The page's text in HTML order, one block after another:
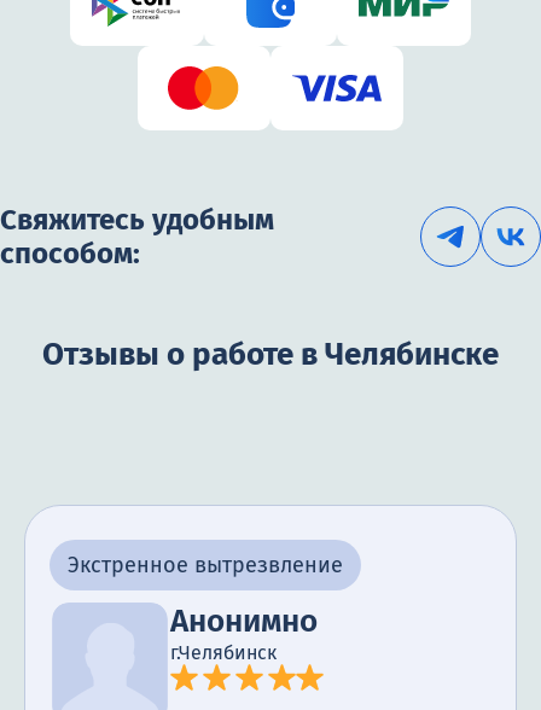
Свяжитесь удобным
способом:
Отзывы о работе в Челябинске
Экстренное вытрезвление
Анонимно
г.Челябинск